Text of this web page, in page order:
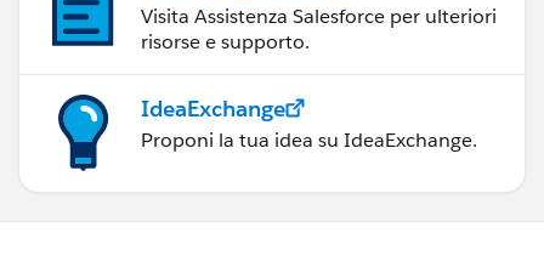
Visita Assistenza Salesforce per ulteriori
risorse e supporto.
IdeaExchange
Proponi la tua idea su IdeaExchange.